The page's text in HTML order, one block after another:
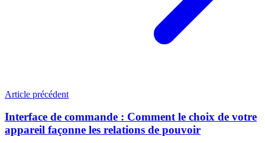
Article précédent
Interface de commande : Comment le choix de votre
appareil façonne les relations de pouvoir